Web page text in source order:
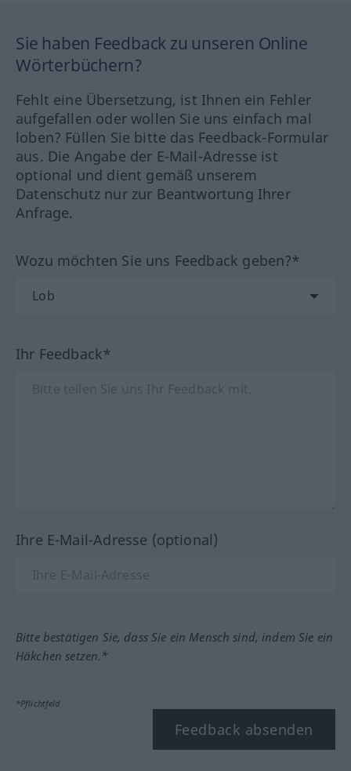
Sie haben Feedback zu unseren Online
Wörterbüchern?
Fehlt eine Übersetzung, ist Ihnen ein Fehler
aufgefallen oder wollen Sie uns einfach mal
loben? Füllen Sie bitte das Feedback-Formular
aus. Die Angabe der E-Mail-Adresse ist
optional und dient gemäß unserem
Datenschutz nur zur Beantwortung Ihrer
Anfrage.
Wozu möchten Sie uns Feedback geben?*
Ihr Feedback*
Ihre E-Mail-Adresse (optional)
Bitte bestätigen Sie, dass Sie ein Mensch sind, indem Sie ein
Häkchen setzen.*
*Pflichtfeld
Feedback absenden